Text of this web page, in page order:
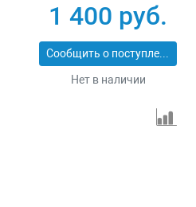
1 400 руб.
Сообщить о поступлении
Нет в наличии